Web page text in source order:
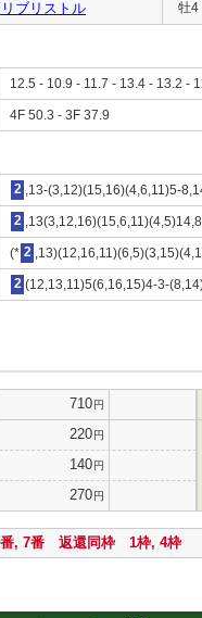
ブリストル 牡4
12.5 - 10.9 - 11.7 - 13.4 - 13.2 -
4F 50.3 - 3F 37.9
2 ,13-(3,12)(15,16)(4,6,11)5-
2
(* 2
2 (12,13,11)5(6,16,15)4-3-
710円
220円
140円
270円
, 7番 返還同枠 1枠, 4枠